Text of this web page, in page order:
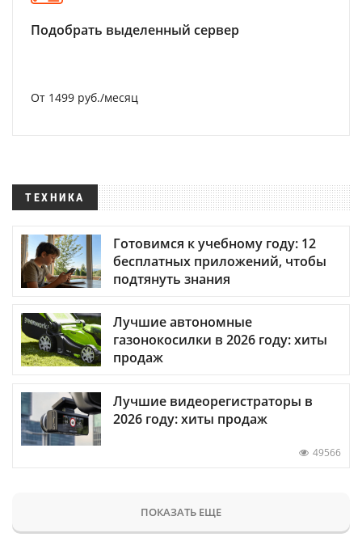
Подобрать выделенный сервер
От 1499 руб./месяц
ТЕХНИКА
Готовимся к учебному году: 12
бесплатных приложений, чтобы
подтянуть знания
Лучшие автономные
газонокосилки в 2026 году: хиты
продаж
Лучшие видеорегистраторы в
2026 году: хиты продаж
49566
ПОКАЗАТЬ ЕЩЕ